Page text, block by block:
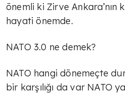
önemli ki Zirve Ankara’nın
hayati önemde.
NATO 3.0 ne demek?
NATO hangi dönemeçte
bir karşılığı da var NATO